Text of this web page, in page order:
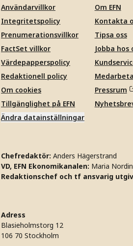
Användarvillkor
Integritetspolicy
Prenumerationsvillkor
FactSet villkor
Värdepapperspolicy
Redaktionell policy
Om cookies
Tillgänglighet på EFN
Ändra datainställningar
Om EFN
Kontakta
Tipsa oss
Jobba hos
Pressrum
Chefredaktör: Anders Hägerstrand
VD, EFN Ekonomikanalen: Maria
Redaktionschef och tf ansvarig
Adress
Blasieholmstorg 12
106 70 Stockholm